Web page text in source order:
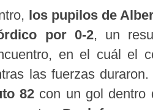
los pupilos de
por 0-2, un
en el cuál el
las fuerzas
82 con un gol dentro